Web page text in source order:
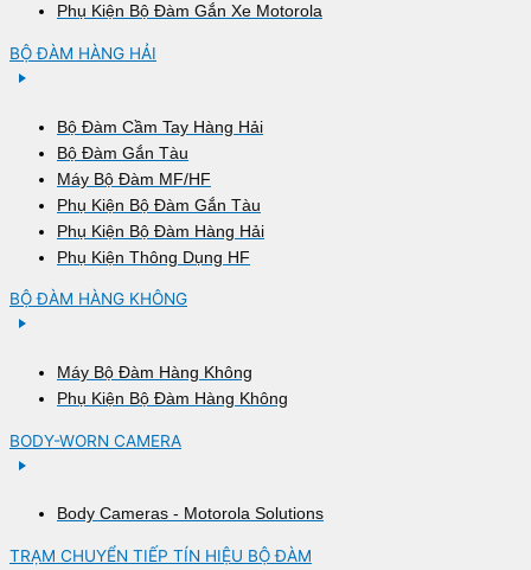
Phụ Kiện Bộ Đàm Gắn Xe Motorola
BỘ ĐÀM HÀNG HẢI
Bộ Đàm Cầm Tay Hàng Hải
Bộ Đàm Gắn Tàu
Máy Bộ Đàm MF/HF
Phụ Kiện Bộ Đàm Gắn Tàu
Phụ Kiện Bộ Đàm Hàng Hải
Phụ Kiện Thông Dụng HF
BỘ ĐÀM HÀNG KHÔNG
Máy Bộ Đàm Hàng Không
Phụ Kiện Bộ Đàm Hàng Không
BODY-WORN CAMERA
Body Cameras - Motorola Solutions
TRẠM CHUYỂN TIẾP TÍN HIỆU BỘ ĐÀM